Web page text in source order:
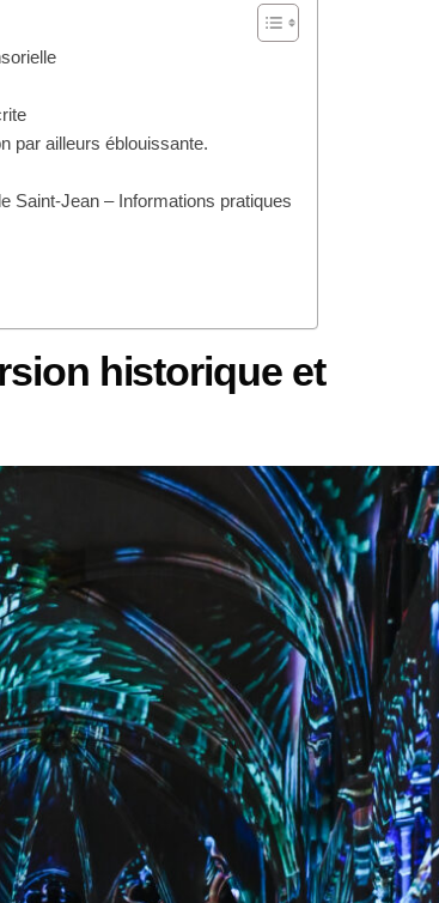
par ailleurs éblouissante.
Saint-Jean – Informations pratiques
historique et